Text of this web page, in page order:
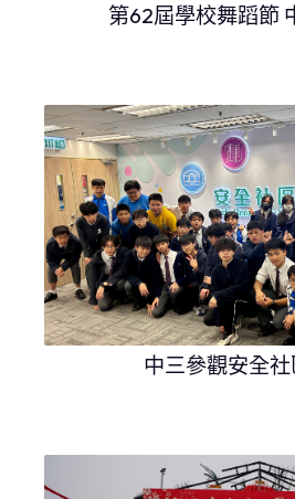
第62屆學校舞蹈節
中三參觀安全